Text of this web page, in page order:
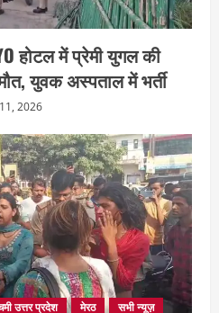
होटल में प्रेमी युगल की
युवक अस्पताल में भर्ती
2026
उत्तर प्रदेश मेरठ सभी न्यूज़